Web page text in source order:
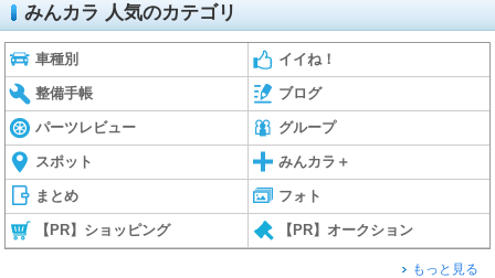
みんカラ 人気のカテゴリ
車種別 イイね！
整備手帳 ブログ
パーツレビュー グループ
スポット みんカラ＋
まとめ フォト
【PR】ショッピング 【PR】オークション
もっと見る